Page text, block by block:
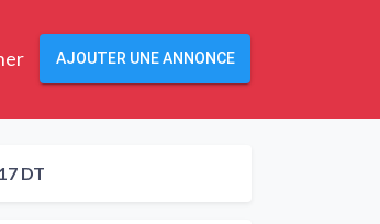
AJOUTER UNE ANNONCE
DT